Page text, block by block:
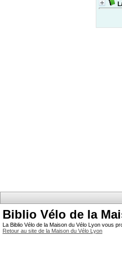
Biblio Vélo de la
La Biblio Vélo de la Maison du Vélo Lyon vous
Retour au site de la Maison du Vélo Lyon